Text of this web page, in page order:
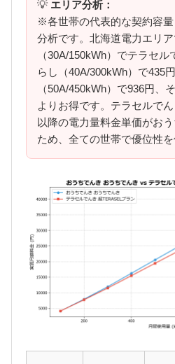
💡 エリア分析：
※各世帯の代表的な契約容
分析です。北海道電力エリ
（30A/150kWh）でテラセ
らし（40A/300kWh）で435
（50A/450kWh）で936円、
よりお得です。テラセルで
以降の電力量料金単価がお
ため、全ての世帯で優位性を